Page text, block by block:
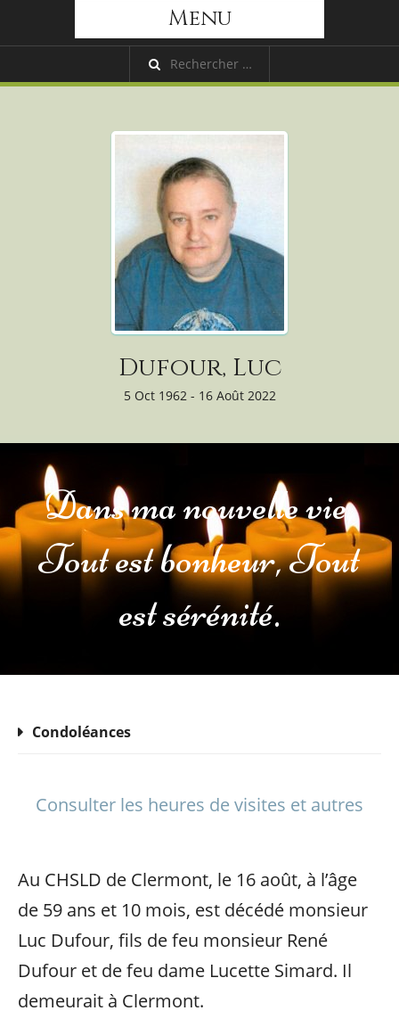
Menu
Dufour, Luc
5 Oct 1962 - 16 Août 2022
Dans ma nouvelle vie,
Tout est bonheur, Tout
est sérénité.
Condoléances
Consulter les heures de visites et autres
Au CHSLD de Clermont, le 16 août, à l’âge
de 59 ans et 10 mois, est décédé monsieur
Luc Dufour, fils de feu monsieur René
Dufour et de feu dame Lucette Simard. Il
demeurait à Clermont.